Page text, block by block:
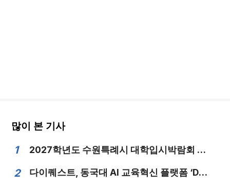
많이 본 기사
1 2027학년도 수원특례시 대학입시박람회 성료
2 다이퀘스트, 동국대 AI 교육혁신 플랫폼 ‘DaDAM 프로젝트’ 본격 추진